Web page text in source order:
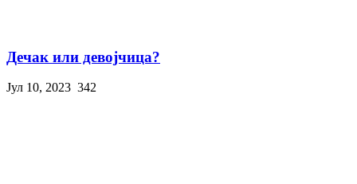
Дечак или девојчица?
Јул 10, 2023 342